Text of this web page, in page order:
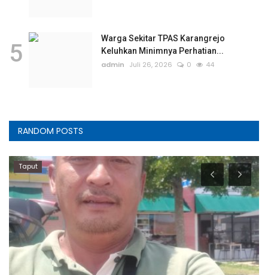
5
Warga Sekitar TPAS Karangrejo
Keluhkan Minimnya Perhatian...
admin
Juli 26, 2026 0 44
RANDOM POSTS
Artikel